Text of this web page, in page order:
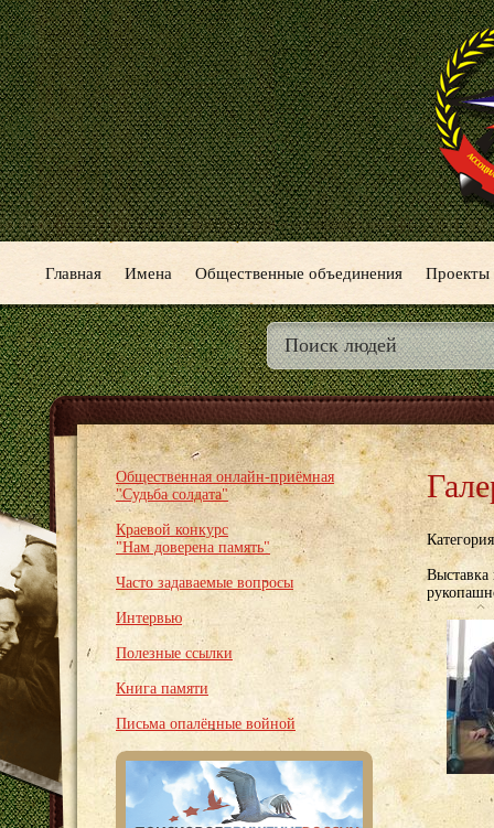
Главная Имена Общественные объединения Проекты
Общественная онлайн-приёмная
"Судьба солдата"
Краевой конкурс
"Нам доверена память"
Часто задаваемые вопросы
Интервью
Полезные ссылки
Книга памяти
Письма опалённые войной